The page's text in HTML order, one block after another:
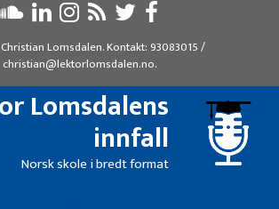
Christian Lomsdalen. Kontakt: 93083015/
christian@lektorlomsdalen.no.
Lomsdalens
innfall
Norsk skole i bredt format